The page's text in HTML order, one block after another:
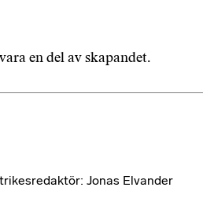
en del av skapandet.
Jonas Elvander